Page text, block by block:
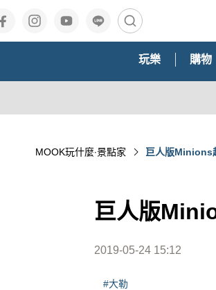
玩樂 購物
MOOK玩什麼‧景點家 巨人版Minions
巨人版
2019-05-24 15:12
#大勒